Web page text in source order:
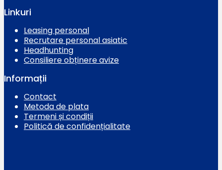
Linkuri
Leasing personal
Recrutare personal asiatic
Headhunting
Consiliere obținere avize
Informații
Contact
Metoda de plata
Termeni și condiții
Politică de confidențialitate